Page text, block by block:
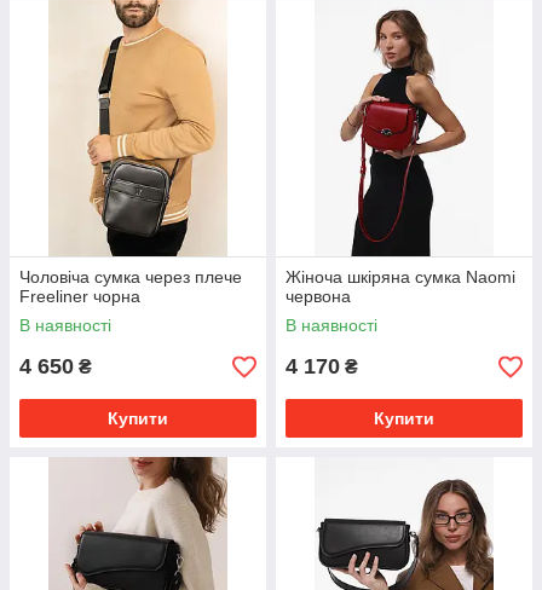
Чоловіча сумка через плече
Freeliner чорна
В наявності
4 650 ₴
Купити
Жіноча шкіряна сумка Naomi
червона
В наявності
4 170 ₴
Купити